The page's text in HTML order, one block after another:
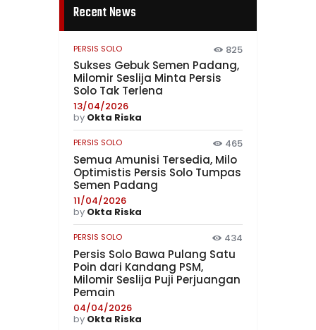
Recent News
PERSIS SOLO 825
Sukses Gebuk Semen Padang,
Milomir Seslija Minta Persis
Solo Tak Terlena
13/04/2026
by Okta Riska
PERSIS SOLO 465
Semua Amunisi Tersedia, Milo
Optimistis Persis Solo Tumpas
Semen Padang
11/04/2026
by Okta Riska
PERSIS SOLO 434
Persis Solo Bawa Pulang Satu
Poin dari Kandang PSM,
Milomir Seslija Puji Perjuangan
Pemain
04/04/2026
by Okta Riska